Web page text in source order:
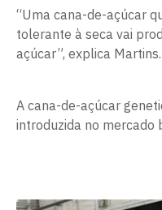
“Uma cana-de-açúcar
tolerante à seca vai
açúcar”, explica Martins.
A cana-de-açúcar
introduzida no mercado